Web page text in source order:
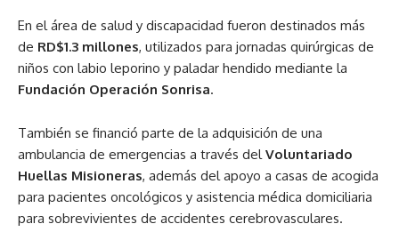
En el área de salud y discapacidad fueron destinados más
de RD$1.3 millones, utilizados para jornadas quirúrgicas de
niños con labio leporino y paladar hendido mediante la
Fundación Operación Sonrisa.
También se financió parte de la adquisición de una
ambulancia de emergencias a través delVoluntariado
Huellas Misioneras, además del apoyo a casas de acogida
para pacientes oncológicos y asistencia médica domiciliaria
para sobrevivientes de accidentes cerebrovasculares.